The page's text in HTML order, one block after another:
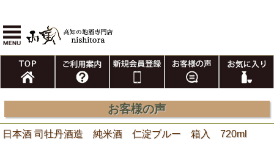
お客様の声
日本酒 司牡丹酒造 純米酒 仁淀ブルー 箱入 720ml